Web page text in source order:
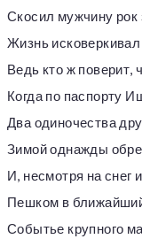
Скосил мужчину рок
Жизнь исковеркивал
Ведь кто ж поверит,
Когда по паспорту
Два одиночества
Зимой однажды
И, несмотря на снег
Пешком в
Событье крупного